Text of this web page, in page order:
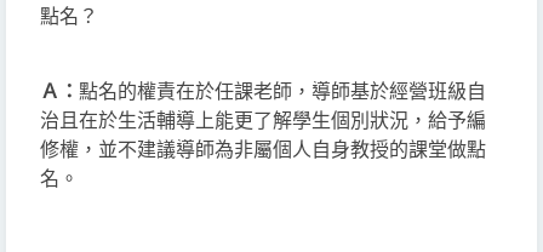
點名？
Ａ： 點名的權責在於任課老師，導師基於經營班級自
治且在於生活輔導上能更了解學生個別狀況，給予編
修權，並不建議導師為非屬個人自身教授的課堂做點
名。